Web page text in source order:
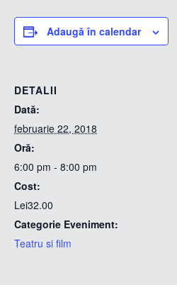
Adaugă în calendar
DETALII
Dată:
februarie 22, 2018
Oră:
6:00 pm - 8:00 pm
Cost:
Lei32.00
Categorie Eveniment:
Teatru si film